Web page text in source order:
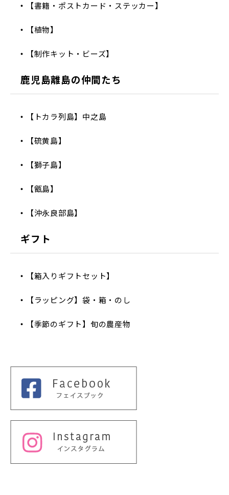
【書籍・ポストカード・ステッカー】
【植物】
【制作キット・ビーズ】
鹿児島離島の仲間たち
【トカラ列島】中之島
【硫黄島】
【獅子島】
【甑島】
【沖永良部島】
ギフト
【箱入りギフトセット】
【ラッピング】袋・箱・のし
【季節のギフト】旬の農産物